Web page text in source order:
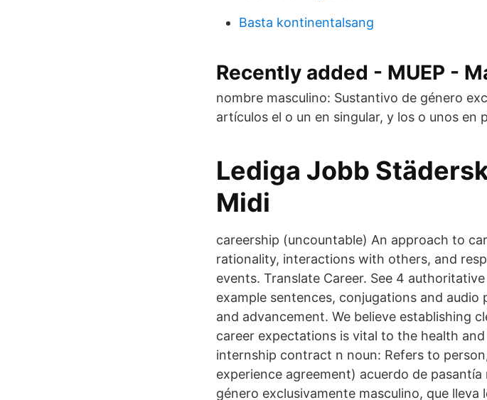
Basta kontinentalsang
Recently added - MUEP -
nombre masculino: Sustantivo de género
artículos el o un en singular, y los o unos en
Lediga Jobb
Midi
careership (uncountable) An approach to
rationality, interactions with others, and
events. Translate Career. See 4
example sentences, conjugations and
and advancement. We believe establishing
career expectations is vital to the health
internship contract n noun: Refers to
experience agreement) acuerdo de
género exclusivamente masculino, que